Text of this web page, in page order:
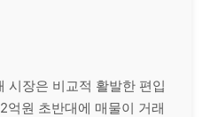
시장은 비교적 활발한 편입
억원 초반대에 매물이 거래